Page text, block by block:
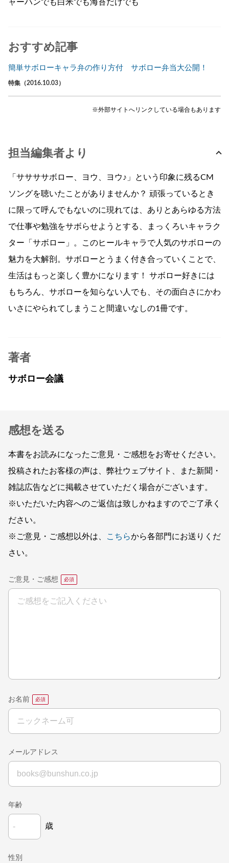
ャーハンでも白米でも海苔だけでも
おすすめ記事
簡単サボローキャラ弁の作り方付 サボロー弁当大公開！
特集（2016.10.03）
※外部サイトへリンクしている場合もあります
担当編集者より
「ササササボロー、ヨウ、ヨウ♪」という印象に残るCM
ソングを聴いたことがありませんか？ 頑張っているとき
に限って呼んでもないのに現れては、ありとあらゆる方法
で仕事や勉強をサボらせようとする、まっくろいキャラク
ター「サボロー」。このヒールキャラで人気のサボローの
魅力を大解剖。サボローとうまく付き合っていくことで、
生活はもっと楽しく豊かになります！ サボロー好きには
もちろん、サボローを知らない人でも、その面白さにかわ
いさにやられてしまうこと間違いなしの1冊です。
著者
サボロー会議
感想を送る
本書をお読みになったご意見・ご感想をお寄せください。
投稿されたお客様の声は、弊社ウェブサイト、また新聞・
雑誌広告などに掲載させていただく場合がございます。
※いただいた内容へのご返信は致しかねますのでご了承く
ださい。
※ご意見・ご感想以外は、
こちらから各部門にお送りくだ
さい。
ご意見・ご感想
お名前
メールアドレス
年齢
歳
性別